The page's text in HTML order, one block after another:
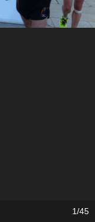
1/45